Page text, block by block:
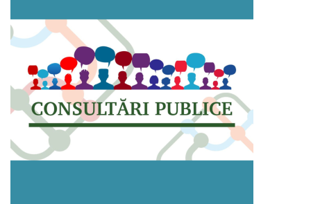
istorică
și
culturală
Oameni
de
Valoare